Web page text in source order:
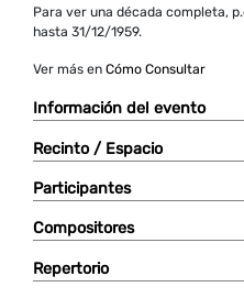
Para ver una década completa,
hasta 31/12/1959.
Ver más en Cómo Consultar
Información del evento
Recinto / Espacio
Participantes
Compositores
Repertorio